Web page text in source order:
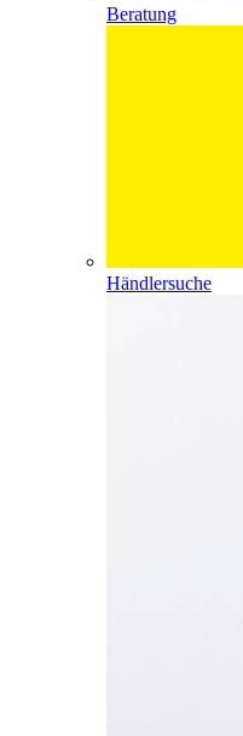
Beratung
Händlersuche